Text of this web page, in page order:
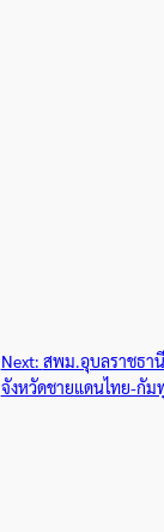
Next: สพม.อุบลราชธา
จังหวัดชายแดนไทย-กัม